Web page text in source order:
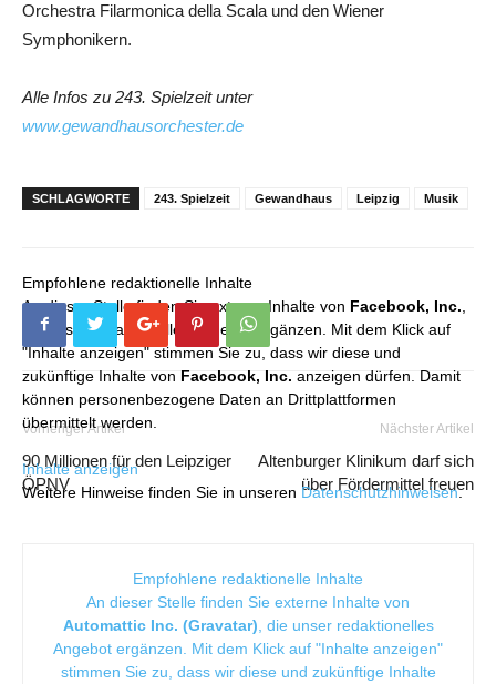
Orchestra Filarmonica della Scala und den Wiener
Symphonikern.
Alle Infos zu 243. Spielzeit unter
www.gewandhausorchester.de
SCHLAGWORTE 243. Spielzeit Gewandhaus Leipzig Musik
Empfohlene redaktionelle Inhalte
An dieser Stelle finden Sie externe Inhalte von Facebook, Inc.
die unser redaktionelles Angebot ergänzen. Mit dem Klick auf
"Inhalte anzeigen" stimmen Sie zu, dass wir diese und
zukünftige Inhalte von Facebook, Inc. anzeigen dürfen. Damit
können personenbezogene Daten an Drittplattformen
übermittelt werden.
Inhalte anzeigen
Weitere Hinweise finden Sie in unseren Datenschutzhinweisen.
Vorheriger Artikel
90 Millionen für den Leipziger
ÖPNV
Nächster Artikel
Altenburger Klinikum darf sich
über Fördermittel freuen
Empfohlene redaktionelle Inhalte
An dieser Stelle finden Sie externe Inhalte von
Automattic Inc. (Gravatar) , die unser redaktionelles
Angebot ergänzen. Mit dem Klick auf "Inhalte anzeigen"
stimmen Sie zu, dass wir diese und zukünftige Inhalte